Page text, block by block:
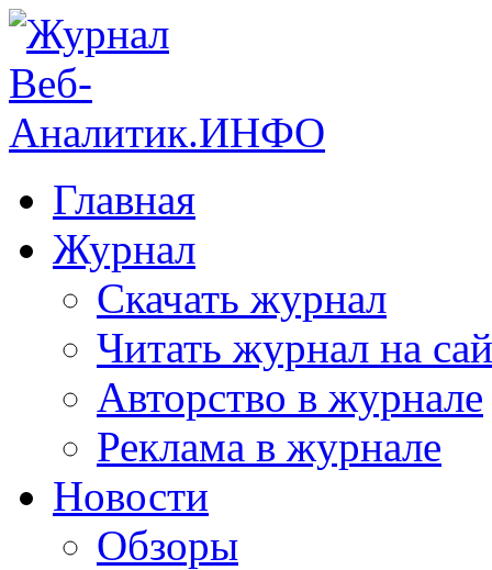
Главная
Журнал
Скачать журнал
Читать журнал на
Авторство в журнале
Реклама в журнале
Новости
Обзоры